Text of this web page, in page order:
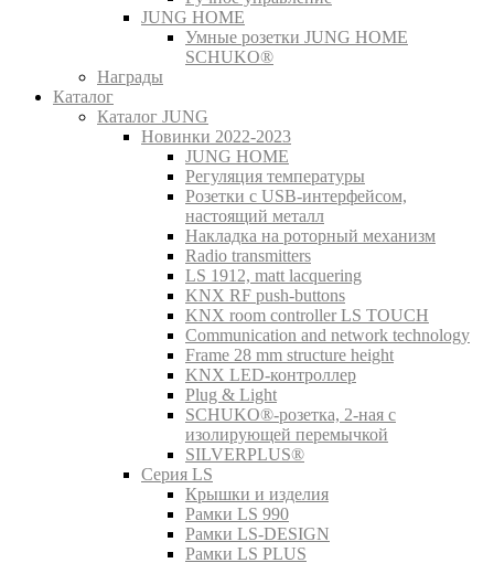
JUNG HOME
Умные розетки JUNG HOME
SCHUKO®
Награды
Каталог
Каталог JUNG
Новинки 2022-2023
JUNG HOME
Регуляция температуры
Розетки с USB-интерфейсом,
настоящий металл
Накладка на роторный механизм
Radio transmitters
LS 1912, matt lacquering
KNX RF push-buttons
KNX room controller LS TOUCH
Communication and network technology
Frame 28 mm structure height
KNX LED-контроллер
Plug & Light
SCHUKO®-розетка, 2-ная с
изолирующей перемычкой
SILVERPLUS®
Серия LS
Крышки и изделия
Рамки LS 990
Рамки LS-DESIGN
Рамки LS PLUS